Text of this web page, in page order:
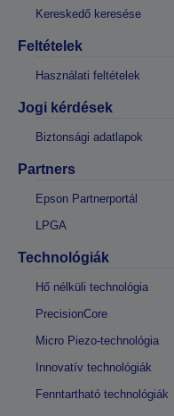
Kereskedő keresése
Feltételek
Használati feltételek
Jogi kérdések
Biztonsági adatlapok
Partners
Epson Partnerportál
LPGA
Technológiák
Hő nélküli technológia
PrecisionCore
Micro Piezo-technológia
Innovatív technológiák
Fenntartható technológiák